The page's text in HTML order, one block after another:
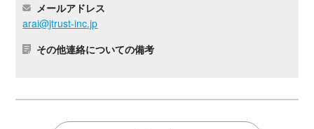
メールアドレス
arai@jtrust-inc.jp
その他連絡についての備考